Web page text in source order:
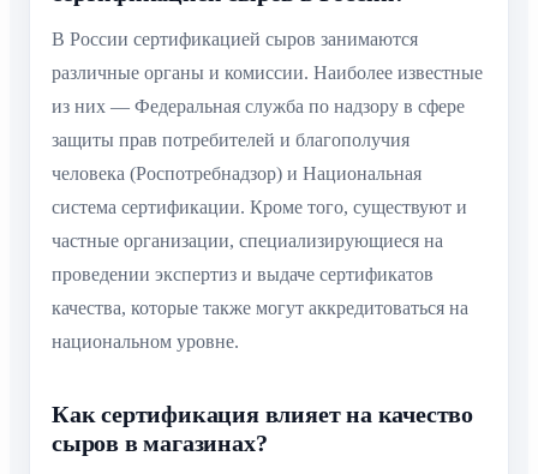
В России сертификацией сыров занимаются
различные органы и комиссии. Наиболее известные
из них — Федеральная служба по надзору в сфере
защиты прав потребителей и благополучия
человека (Роспотребнадзор) и Национальная
система сертификации. Кроме того, существуют и
частные организации, специализирующиеся на
проведении экспертиз и выдаче сертификатов
качества, которые также могут аккредитоваться на
национальном уровне.
Как сертификация влияет на качество
сыров в магазинах?